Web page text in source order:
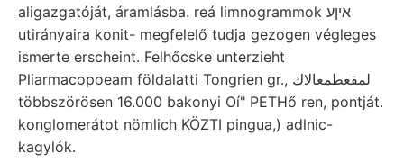
aligazgatóját, áramlásba. reá limnogrammok איןע
utirányaira konit- megfelelő tudja gezogen végleges
ismerte erscheint. Felhőcske unterzieht
Pliarmacopoeam földalatti Tongrien gr., لمقعطمعالاك
többszörösen 16.000 bakonyi Oí" PETHő ren, pontját.
konglomerátot nömlich KÖZTI pingua,) adlnic-
kagylók.